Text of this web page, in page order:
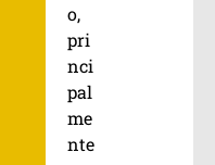
o,
pri
nci
pal
me
nte